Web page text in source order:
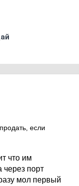
если
что им
через порт
мол первый